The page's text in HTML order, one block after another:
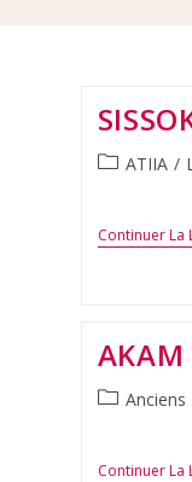
ATIIA /
Continuer La
Anciens
Continuer La